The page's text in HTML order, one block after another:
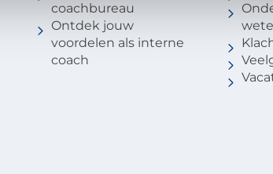
coachbureau
Ontdek jouw
voordelen als interne
coach